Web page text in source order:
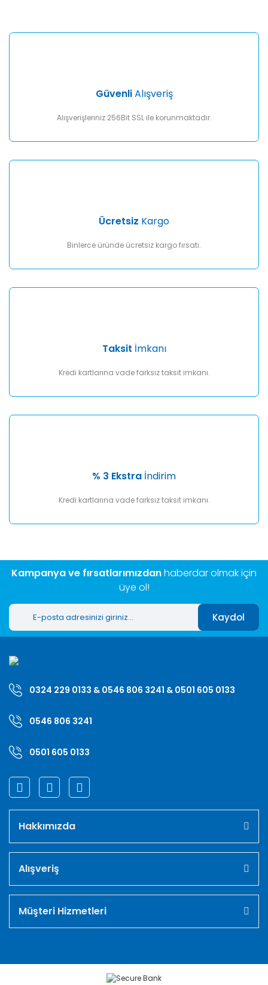
Yorum Yaz
Ürün fiyatı diğer sitelerden daha pahalı.
GüvenliAlışveriş
Alışverişleriniz 256Bit SSL ile korunmaktadır.
Ücretsiz Kargo
Binlerce üründe ücretsiz kargo fırsatı.
Taksit İmkanı
Kredi kartlarına vade farksız taksit imkanı.
% 3 Ekstra İndirim
Kredi kartlarına vade farksız taksit imkanı.
Kampanya ve fırsatlarımızdanhaberdar olmak için
üye ol!
Kaydol
0324 229 0133 & 0546 806 3241 & 0501 605 0133
0546 806 3241
0501 605 0133
Hakkımızda
Alışveriş
Müşteri Hizmetleri